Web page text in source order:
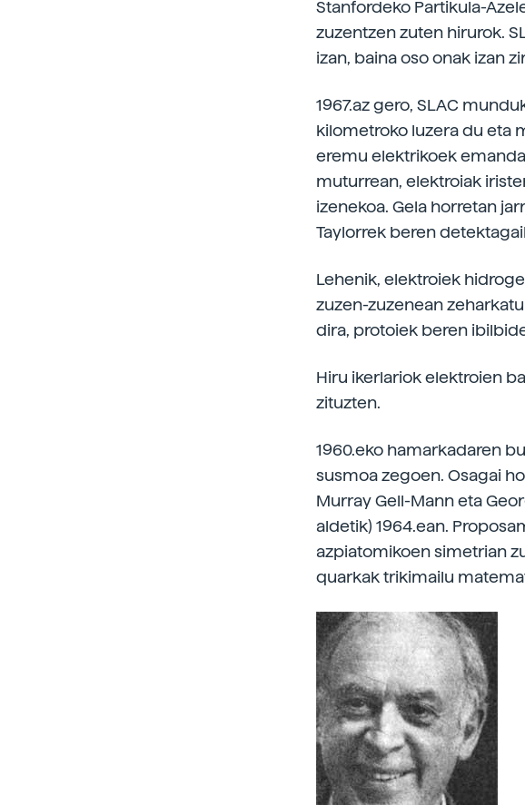
Stanfordeko Partikula-
zuzentzen zuten hirurok.
izan, baina oso onak izan
1967.az gero, SLAC
kilometroko luzera du eta
eremu elektrikoek
muturrean, elektroiak
izenekoa. Gela horretan
Taylorrek beren
Lehenik, elektroiek
zuzen-zuzenean
dira, protoiek beren
Hiru ikerlariok elektroien
zituzten.
1960.eko hamarkadaren
susmoa zegoen. Osagai
Murray Gell-Mann eta
aldetik) 1964.ean.
azpiatomikoen simetrian
quarkak trikimailu